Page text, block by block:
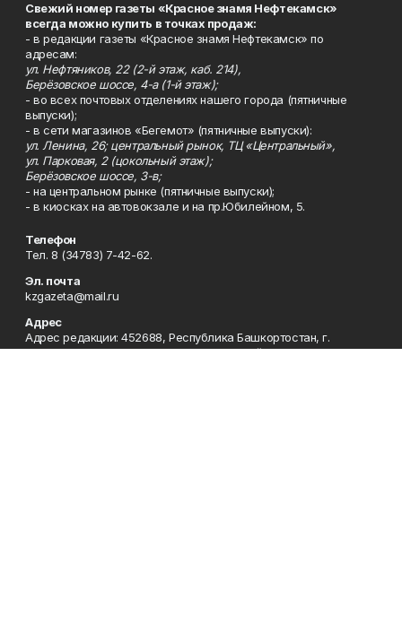
Свежий номер газеты «Красное знамя Нефтекамск»
всегда можно купить в точках продаж:
- в редакции газеты «Красное знамя Нефтекамск» по
адресам:
ул. Нефтяников, 22 (2-й этаж, каб. 214),
Берёзовское шоссе, 4-а (1-й этаж);
- во всех почтовых отделениях нашего города (пятничные
выпуски);
- в сети магазинов «Бегемот» (пятничные выпуски):
ул. Ленина, 26; центральный рынок, ТЦ «Центральный»,
ул. Парковая, 2 (цокольный этаж);
Берёзовское шоссе, 3-в;
- на центральном рынке (пятничные выпуски);
- в киосках на автовокзале и на пр.Юбилейном, 5.
Телефон
Тел. 8 (34783) 7-42-62.
Эл. почта
kzgazeta@mail.ru
Адрес
Адрес редакции: 452688, Республика Башкортостан, г.
Нефтекамск, Берёзовское шоссе, 4-а, 3-й этаж.